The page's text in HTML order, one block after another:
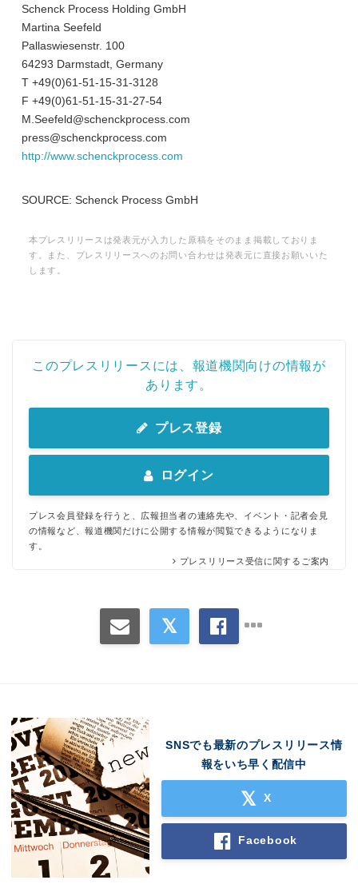
Schenck Process Holding GmbH
Martina Seefeld
Pallaswiesenstr. 100
64293 Darmstadt, Germany
T +49(0)61-51-15-31-3128
F +49(0)61-51-15-31-27-54
M.Seefeld@schenckprocess.com
press@schenckprocess.com
http://www.schenckprocess.com
SOURCE: Schenck Process GmbH
本プレスリリースは発表元が入力した原稿をそのまま掲載しておりま
す。また、プレスリリースへのお問い合わせは発表元に直接お願いいた
します。
このプレスリリースには、報道機関向けの情報が
あります。
プレス登録
ログイン
プレス会員登録を行うと、広報担当者の連絡先や、イベント・記者会見
の情報など、報道機関だけに公開する情報が閲覧できるようになりま
す。
プレスリリース受信に関するご案内
SNSでも最新のプレスリリース情
報をいち早く配信中
X
Facebook
Japanese
English